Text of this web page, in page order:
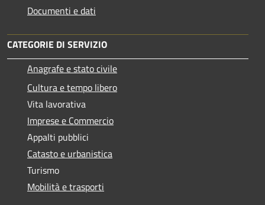
Documenti e dati
CATEGORIE DI SERVIZIO
Anagrafe e stato civile
Cultura e tempo libero
Vita lavorativa
Imprese e Commercio
Appalti pubblici
Catasto e urbanistica
Turismo
Mobilità e trasporti